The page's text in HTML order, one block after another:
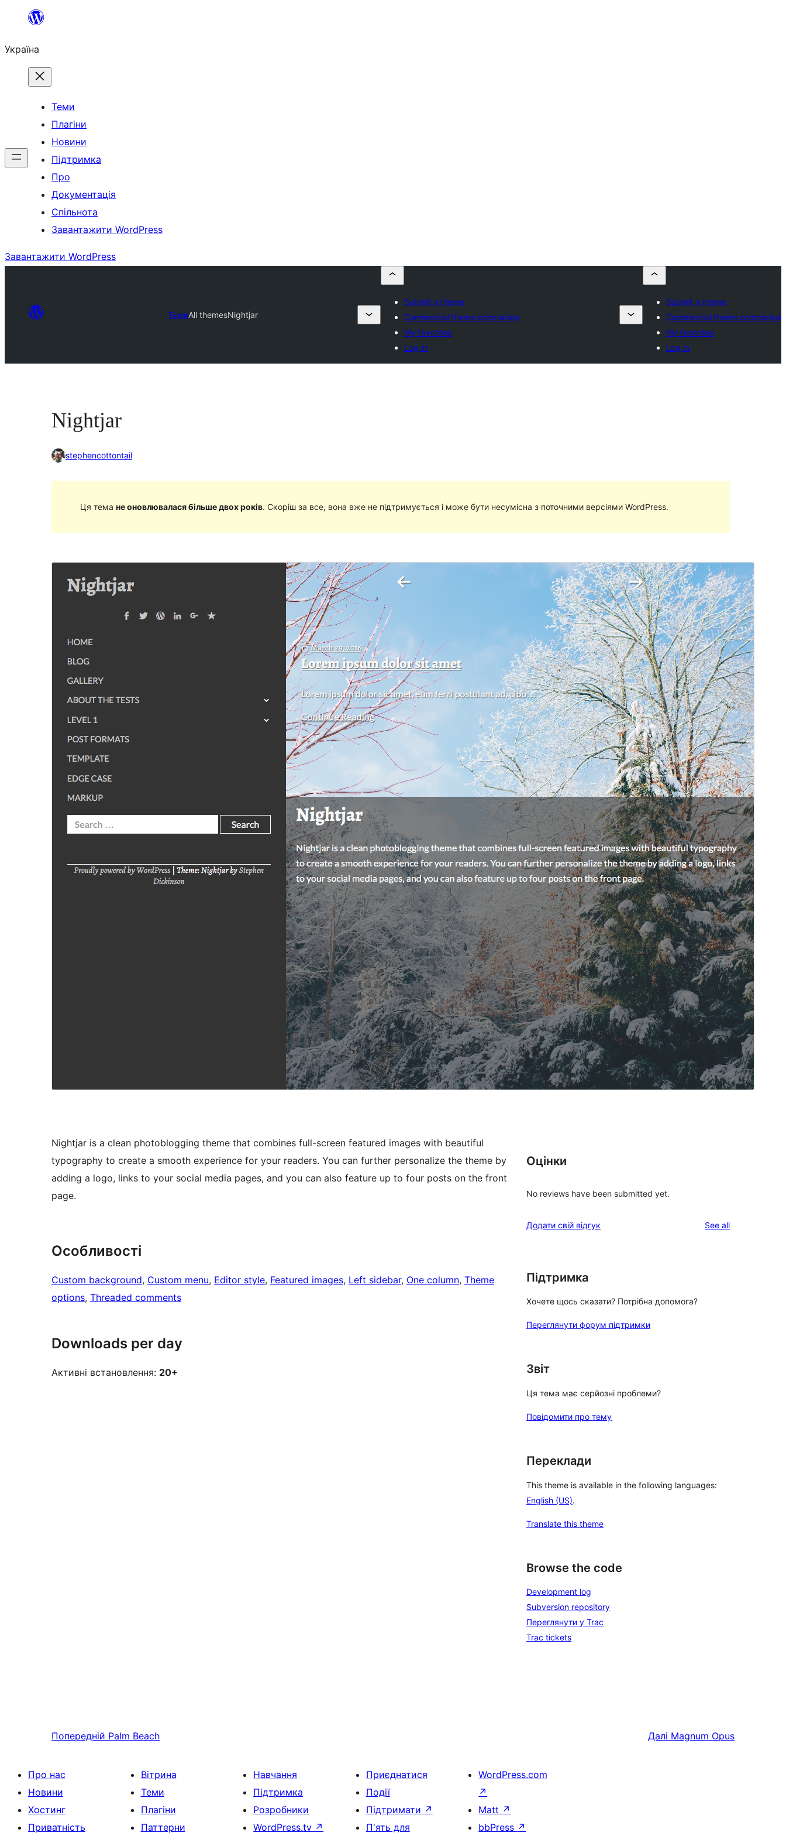
Перейти
вмісту
Україна
Теми
Плагіни
Новини
Підтримка
Про
Документація
Спільнота
Завантажити WordPress
Завантажити WordPress
ТемиAll themesNightjar
Submit a theme
Commercial theme companies
My favorites
Log in
Submit a theme
Commercial theme companies
My favorites
Log in
Nightjar
stephencottontail
Ця тема не оновлювалася більше двох років. Скоріш за все, вона вже не підтримується і може бути несумісна з поточними версіями WordPress.
ПереглядЗавантажити
Версія
1.0.3
Last updated
3 Грудня, 2016
Active installations
20+
Nightjar is a clean photoblogging theme that combines full-screen featured images with beautiful
typography to create a smooth experience for your readers. You can further personalize the theme by
adding a logo, links to your social media pages, and you can also feature up to four posts on the front
page.
Особливості
Custom background, Custom menu, Editor style, Featured images, Left sidebar, One column, Theme
options, Threaded comments
Downloads per day
Активні встановлення: 20+
Оцінки
No reviews have been submitted yet.
Додати свій відгук See allreviews
Підтримка
Хочете щось сказати? Потрібна допомога?
Переглянути форум підтримки
Звіт
Ця тема має серйозні проблеми?
Повідомити про тему
Переклади
This theme is available in the following languages:
English (US).
Translate this theme
Browse the code
Development log
Subversion repository
Переглянути у Trac
Trac tickets
Попередній Palm Beach Далі Magnum Opus
Про нас
Новини
Хостинг
Приватність
Вітрина
Теми
Плагіни
Паттерни
Навчання
Підтримка
Розробники
WordPress.tv ↗
Приєднатися
Події
Підтримати ↗
П'ять для
WordPress.com
↗
Matt ↗
bbPress ↗